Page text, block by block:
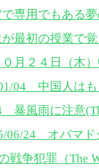
専用でもある
最初の授業で
月２４日（木
04 中国人は
暴風雨に注意
06/24 オバマド
争犯罪（The